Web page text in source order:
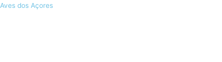
Skip
Aves dos Açores